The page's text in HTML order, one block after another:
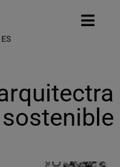
ES
sostenible